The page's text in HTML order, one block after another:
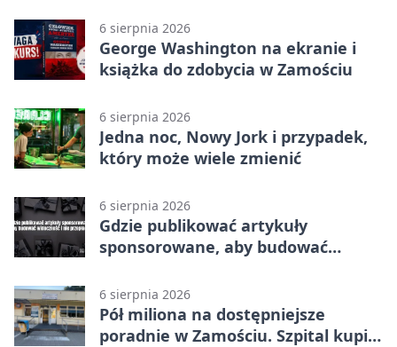
6 sierpnia 2026
George Washington na ekranie i
książka do zdobycia w Zamościu
6 sierpnia 2026
Jedna noc, Nowy Jork i przypadek,
który może wiele zmienić
6 sierpnia 2026
Gdzie publikować artykuły
sponsorowane, aby budować
6 sierpnia 2026
Pół miliona na dostępniejsze
poradnie w Zamościu. Szpital kupi